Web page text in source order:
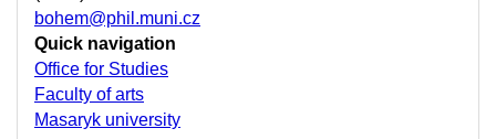
bohem@phil.muni.cz
Quick navigation
Office for Studies
Faculty of arts
Masaryk university